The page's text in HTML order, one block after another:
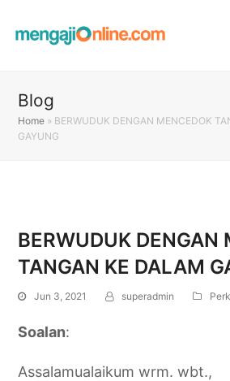
Blog
Home » BERWUDUK DENGAN MENCEDOK
GAYUNG
BERWUDUK DENGAN
TANGAN KE DALAM
Jun 3, 2021 superadmin
Soalan:
Assalamualaikum wrm. wbt.,